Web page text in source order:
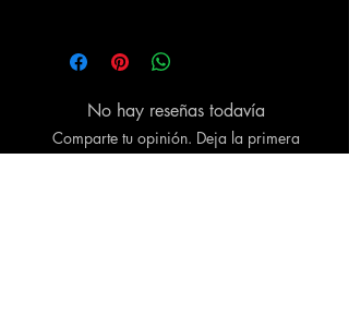
posible y estará listo. El pedido se
entregará inmediatamente después de
No hay reseñas todavía
Comparte tu opinión. Deja la primera
reseña.